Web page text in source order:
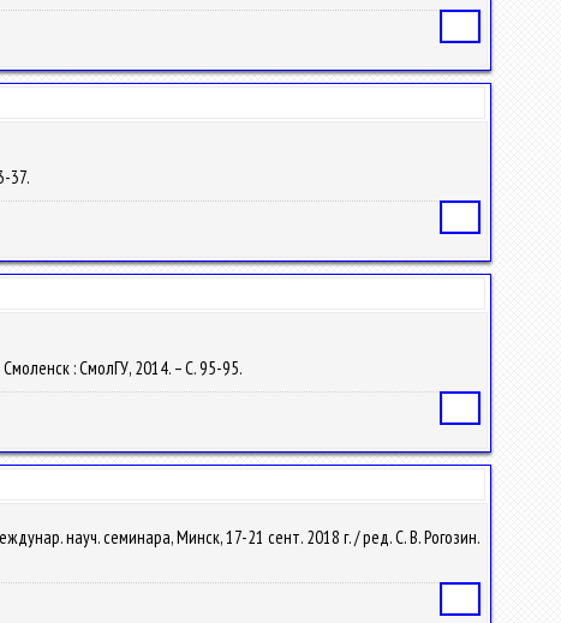
37.
: СмолГУ, 2014. – С. 95-95.
науч. семинара, Минск, 17-21 сент. 2018 г. / ред. С. В. Рогозин.